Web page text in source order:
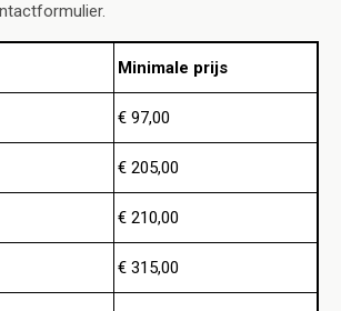
Minimale prijs
€ 97,00
€ 205,00
€ 210,00
€ 315,00